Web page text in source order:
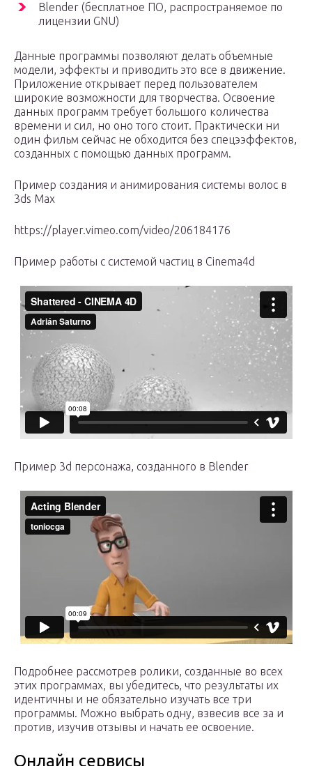
Blender (бесплатное ПО, распространяемое по
лицензии GNU)
Данные программы позволяют делать объемные
модели, эффекты и приводить это все в движение.
Приложение открывает перед пользователем
широкие возможности для творчества. Освоение
данных программ требует большого количества
времени и сил, но оно того стоит. Практически ни
один фильм сейчас не обходится без спецээффектов,
созданных с помощью данных программ.
Пример создания и анимирования системы волос в
3ds Max
https://player.vimeo.com/video/206184176
Пример работы с системой частиц в Cinema4d
Пример 3d персонажа, созданного в Blender
Подробнее рассмотрев ролики, созданные во всех
этих программах, вы убедитесь, что результаты их
идентичны и не обязательно изучать все три
программы. Можно выбрать одну, взвесив все за и
против, изучив отзывы и начать ее освоение.
Онлайн сервисы